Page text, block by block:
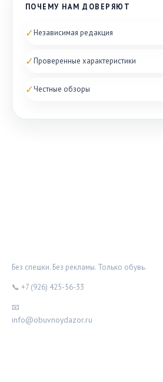
ПОЧЕМУ НАМ ДОВЕРЯЮТ
✓Независимая редакция
✓Проверенные характеристики
✓Честные обзоры
Без спешки. Без рекламы. Только обувь.
📞 +7 (926) 425-56-33
📧
info@obuvnoydazor.ru